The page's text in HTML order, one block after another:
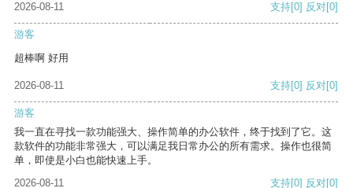
2026-08-11
支持[0] 反对[0]
游客
超棒啊 好用
2026-08-11 支持[0] 反对[0]
游客
我一直在寻找一款功能强大、操作简单的办公软件，终于找到了它。这
款软件的功能非常强大，可以满足我日常办公的所有需求。操作也很简
单，即使是小白也能快速上手。
2026-08-11
支持[0] 反对[0]